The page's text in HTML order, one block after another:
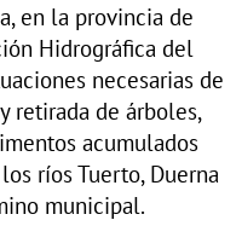
en la provincia de
Hidrográfica del
necesarias de
retirada de árboles,
acumulados
ríos Tuerto, Duerna
municipal.